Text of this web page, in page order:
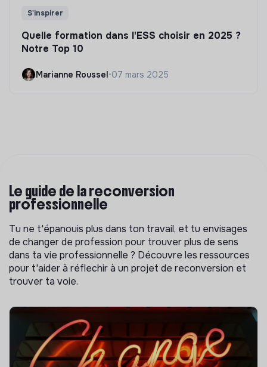
S'inspirer
Quelle formation dans l'ESS choisir en 2025 ?
Notre Top 10
Marianne Roussel•07 mars 2025
Le guide de la reconversion
professionnelle
Tu ne t'épanouis plus dans ton travail, et tu envisages
de changer de profession pour trouver plus de sens
dans ta vie professionnelle ? Découvre les ressources
pour t'aider à réflechir à un projet de reconversion et
trouver ta voie.